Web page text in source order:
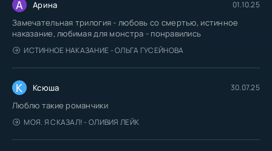
А Арина 01.10.25
Замечательная трилогия - любовь со смертью, истинное
наказание, любимая для монстра - понравились
ИСТИННОЕ НАКАЗАНИЕ - ОЛЬГА ГУСЕЙНОВА
К Ксюша 30.07.25
Люблю такие романчики
МОЯ. Я СКАЗАЛ! - ОЛИВИЯ ЛЕЙК